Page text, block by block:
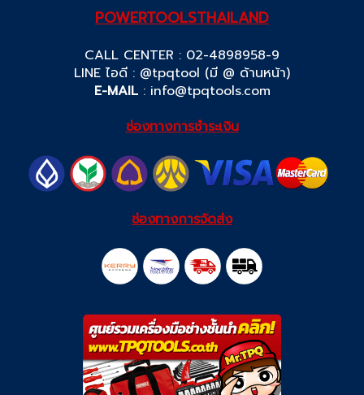
POWERTOOLSTHAILAND
CALL CENTER : 02-4898958-9
LINE ไอดี : @tpqtool (มี @ ด้านหน้า)
E-MAIL: info@tpqtools.com
ช่องทางการชำระเงิน
ช่องทางการจัดส่ง